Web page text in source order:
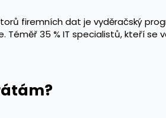
firemních dat je vyděračský
Téměř 35 % IT specialistů, kteří